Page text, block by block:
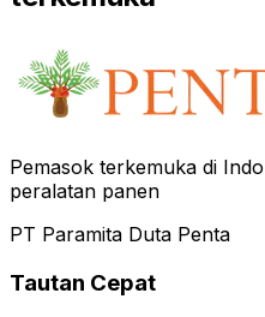
Pemasok terkemuka di
peralatan panen
PT Paramita Duta Penta
Tautan Cepat